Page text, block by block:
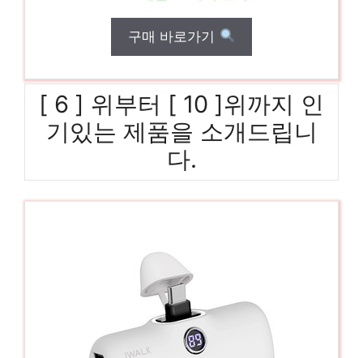
구매 바로가기
[ 6 ] 위부터 [ 10 ]위까지 인
기있는 제품을 소개드립니
다.